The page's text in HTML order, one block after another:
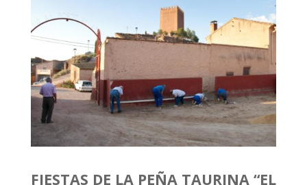
FIESTAS DE LA PEÑA TAURINA “EL